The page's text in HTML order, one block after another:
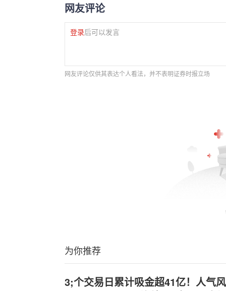
网友评论
登录后可以发言
网友评论仅供其表达个人看法，并不表明证券时报立场
为你推荐
3;个交易日累计吸金超41亿！人气